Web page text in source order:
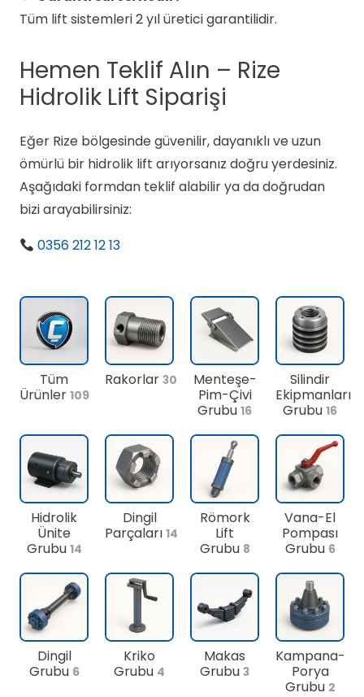
Tüm lift sistemleri 2 yıl üretici garantilidir.
Hemen Teklif Alın – Rize
Hidrolik Lift Siparişi
Eğer Rize bölgesinde güvenilir, dayanıklı ve uzun
ömürlü bir hidrolik lift arıyorsanız doğru yerdesiniz.
Aşağıdaki formdan teklif alabilir ya da doğrudan
bizi arayabilirsiniz:
0356 212 12 13
Tüm
Ürünler 109
Rakorlar 30
Menteşe-
Pim-Çivi
Grubu 16
Silindir
Ekipmanları
Grubu 16
Hidrolik
Ünite
Grubu 14
Dingil
Parçaları 14
Römork
Lift
Grubu 8
Vana-El
Pompası
Grubu 6
Dingil
Grubu 6
Kriko
Grubu 4
Makas
Grubu 3
Kampana-
Porya
Grubu 2